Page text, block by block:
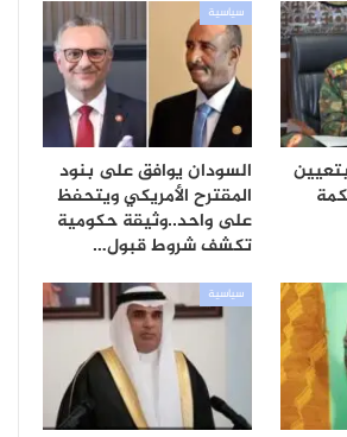
سياسية
السودان يوافق على بنود
المقترح الأمريكي ويتحفظ
على واحد..وثيقة حكومية
تكشف شروط قبول…
سياسية